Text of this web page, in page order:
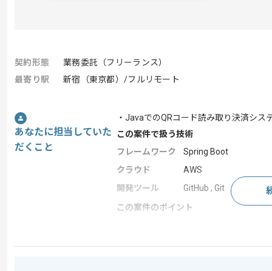
契約形態
業務委託（フリーランス）
最寄り駅
新宿（東京都）/フルリモート
あなたに担当していた
だくこと
・JavaでのQRコード読み取り決済シス
この案件で扱う技術
フレームワーク
Spring Boot
クラウド
AWS
開発ツール
GitHub , Git
この案件のポイント